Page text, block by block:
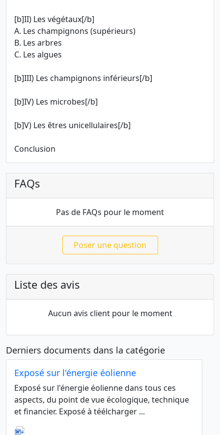
[b]II) Les végétaux[/b]
A. Les champignons (supérieurs)
B. Les arbres
C. Les algues
[b]III) Les champignons inférieurs[/b]
[b]IV) Les microbes[/b]
[b]V) Les êtres unicellulaires[/b]
Conclusion
FAQs
Pas de FAQs pour le moment
Poser une question
Liste des avis
Aucun avis client pour le moment
Derniers documents dans la catégorie
Exposé sur l'énergie éolienne
Exposé sur l'énergie éolienne dans tous ces
aspects, du point de vue écologique, technique
et financier. Exposé à téélcharger ...